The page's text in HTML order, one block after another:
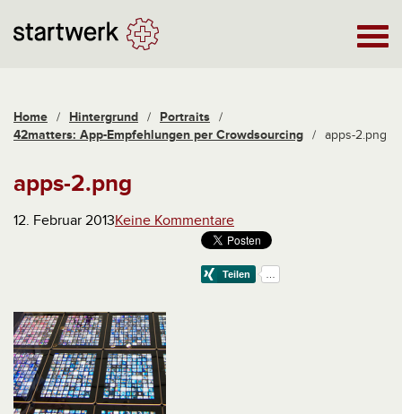
Home / Hintergrund / Portraits /
42matters: App-Empfehlungen per Crowdsourcing / apps-2.png
apps-2.png
12. Februar 2013Keine Kommentare